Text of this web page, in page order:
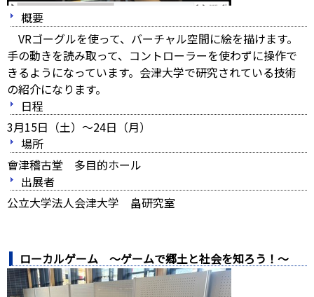
概要
VRゴーグルを使って、バーチャル空間に絵を描けます。
手の動きを読み取って、コントローラーを使わずに操作で
きるようになっています。会津大学で研究されている技術
の紹介になります。
日程
3月15日（土）～24日（月）
場所
會津稽古堂 多目的ホール
出展者
公立大学法人会津大学 畠研究室
ローカルゲーム ～ゲームで郷土と社会を知ろう！～